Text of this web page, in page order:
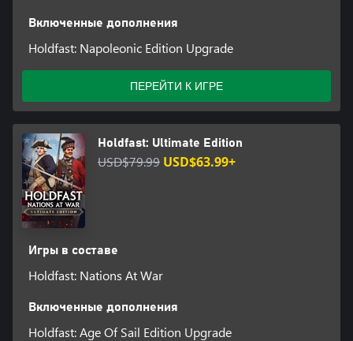
Включенные дополнения
Holdfast: Napoleonic Edition Upgrade
ПЕРЕЙТИ К ИГРЕ
Holdfast: Ultimate Edition
USD$79.99 USD$63.99+
Игры в составе
Holdfast: Nations At War
Включенные дополнения
Holdfast: Age Of Sail Edition Upgrade